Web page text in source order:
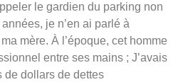
le gardien du parking non
je n’en ai parlé à
mère. À l’époque, cet homme
entre ses mains ; J’avais
de dollars de dettes